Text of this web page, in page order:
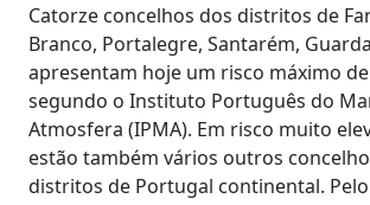
Catorze concelhos dos distritos de
Branco, Portalegre, Santarém,
apresentam hoje um risco máximo
segundo o Instituto Português do
Atmosfera (IPMA). Em risco muito
estão também vários outros
distritos de Portugal continental.